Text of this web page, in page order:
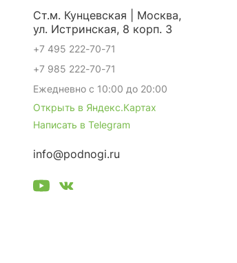
Ст.м. Кунцевская | Москва,
ул. Истринская, 8 корп. 3
+7 495 222-70-71
+7 985 222-70-71
Ежедневно с 10:00 до 20:00
Открыть в Яндекс.Картах
Написать в Telegram
info@podnogi.ru